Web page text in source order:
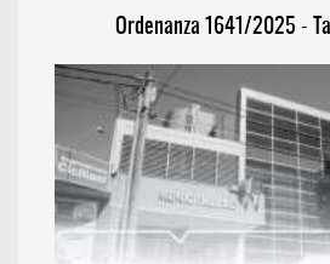
Ordenanza 1641/2025 -